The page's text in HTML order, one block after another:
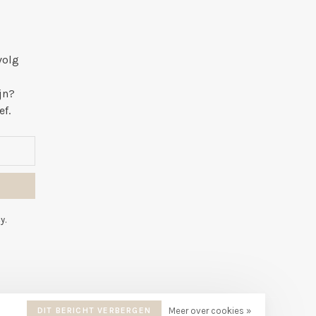
DIT BERICHT VERBERGEN Meer over cookies »